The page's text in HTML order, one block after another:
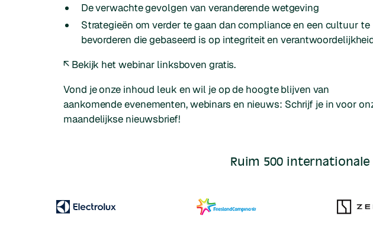
De verwachte gevolgen van veranderende wetgeving
Strategieën om verder te gaan dan compliance en een cultuur te
bevorderen die gebaseerd is op integriteit en
↖️ Bekijk het webinar linksboven gratis.
Vond je onze inhoud leuk en wil je op de hoogte blijven van
aankomende evenementen, webinars en nieuws: Schrijf je in voor
maandelijkse nieuwsbrief!
Ruim 500